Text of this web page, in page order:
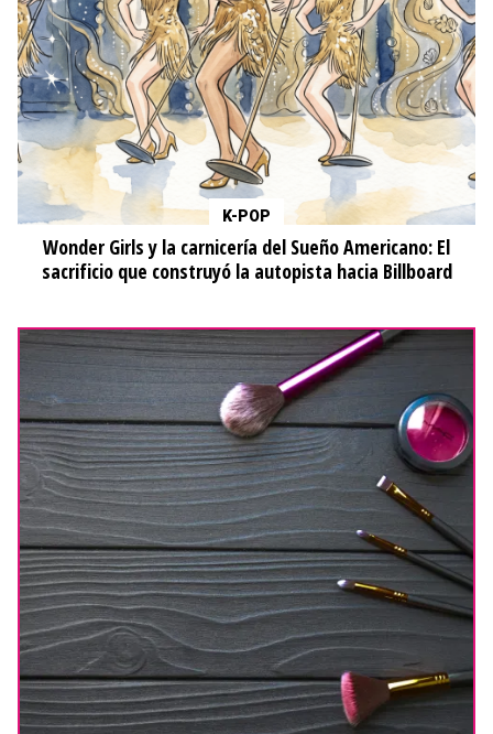
K-POP
Wonder Girls y la carnicería del Sueño Americano: El
sacrificio que construyó la autopista hacia Billboard